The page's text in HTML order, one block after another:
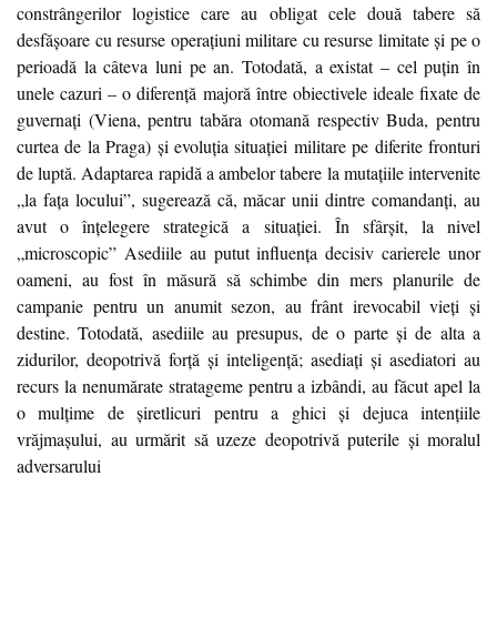
constrângerilor logistice care au obligat cele două tabere să
desfășoare cu resurse operațiuni militare cu resurse limitate și pe o
perioadă la câteva luni pe an. Totodată, a existat – cel puțin în
unele cazuri – o diferență majoră între obiectivele ideale fixate de
guvernați (Viena, pentru tabăra otomană respectiv Buda, pentru
curtea de la Praga) și evoluția situației militare pe diferite fronturi
de luptă. Adaptarea rapidă a ambelor tabere la mutațiile intervenite
„la fața locului”, sugerează că, măcar unii dintre comandanți, au
avut o înțelegere strategică a situației. În sfârșit, la nivel
„microscopic” Asediile au putut influența decisiv carierele unor
oameni, au fost în măsură să schimbe din mers planurile de
campanie pentru un anumit sezon, au frânt irevocabil vieți și
destine. Totodată, asediile au presupus, de o parte și de alta a
zidurilor, deopotrivă forță și inteligență; asediați și asediatori au
recurs la nenumărate stratageme pentru a izbândi, au făcut apel la
o mulțime de șiretlicuri pentru a ghici și dejuca intențiile
vrăjmașului, au urmărit să uzeze deopotrivă puterile și moralul
adversarului